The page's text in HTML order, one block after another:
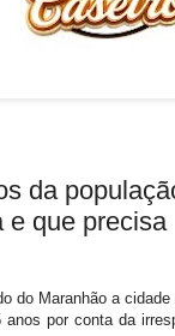
da
e que precisa
do Maranhão a
por conta da